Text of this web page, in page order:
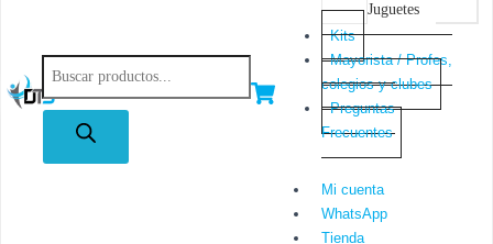
Juguetes
Kits
Mayorista / Profes,
colegios y clubes
Preguntas
Frecuentes
Mi cuenta
WhatsApp
Tienda